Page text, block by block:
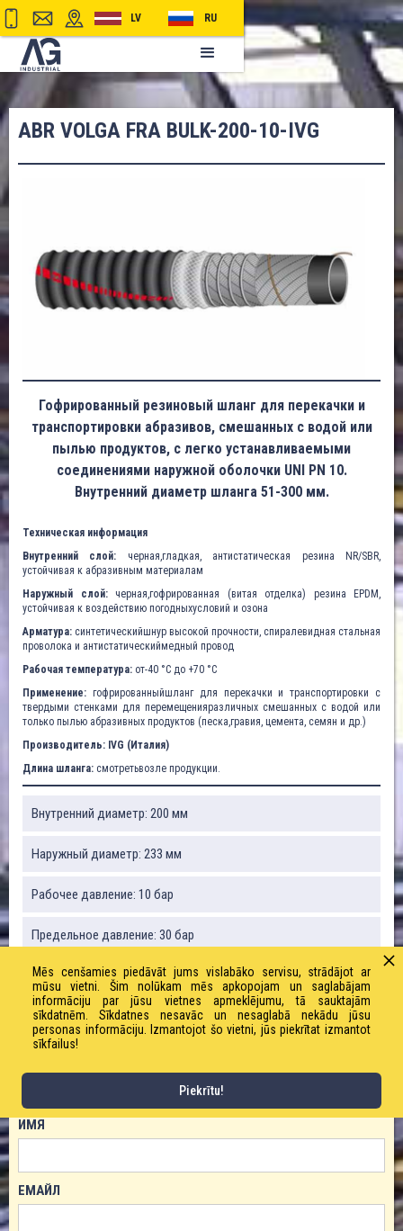
LV RU
ABR VOLGA FRA BULK-200-10-IVG
Гофрированный резиновый шланг для перекачки и
транспортировки абразивов, смешанных с водой или
пылью продуктов, с легко устанавливаемыми
соединениями наружной оболочки UNI PN 10.
Внутренний диаметр шланга 51-300 мм.
Техническая информация
Внутренний слой: черная,гладкая, антистатическая резина NR/SBR,
устойчивая к абразивным материалам
Наружный слой: черная,гофрированная (витая отделка) резина EPDM,
устойчивая к воздействию погодныхусловий и озона
Арматура: синтетическийшнур высокой прочности, спиралевидная стальная
проволока и антистатическиймедный провод
Рабочая температура: от-40 °C до +70 °C
Применение: гофрированныйшланг для перекачки и транспортировки с
твердыми стенками для перемещенияразличных смешанных с водой или
только пылью абразивных продуктов (песка,гравия, цемента, семян и др.)
Производитель: IVG (Италия)
Длина шланга: смотретьвозле продукции.
Внутренний диаметр: 200 мм
Наружный диаметр: 233 мм
Рабочее давление: 10 бар
Предельное давление: 30 бар
Радиус изгиба: 1750 мм
Вакуум: 90%
ИМЯ
ЕМАЙЛ
Mēs cenšamies piedāvāt jums vislabāko servisu, strādājot ar
mūsu vietni. Šim nolūkam mēs apkopojam un saglabājam
informāciju par jūsu vietnes apmeklējumu, tā sauktajām
sīkdatnēm. Sīkdatnes nesavāc un nesaglabā nekādu jūsu
personas informāciju. Izmantojot šo vietni, jūs piekrītat izmantot
sīkfailus!
Piekrītu!